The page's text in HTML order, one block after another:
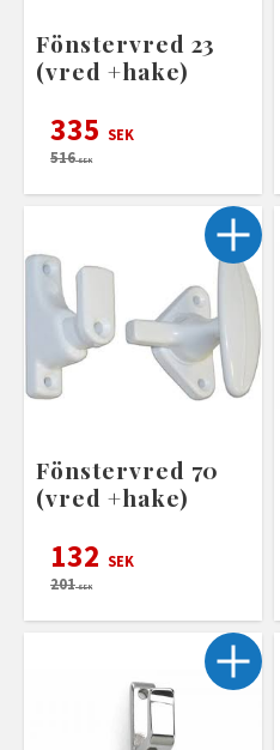
Fönstervred 23
(vred +hake)
335 SEK
516SEK
Fönstervred 70
(vred +hake)
132 SEK
201SEK